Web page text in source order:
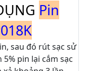
Pin
sau đó rút sạc sử
pin lại cắm sạc